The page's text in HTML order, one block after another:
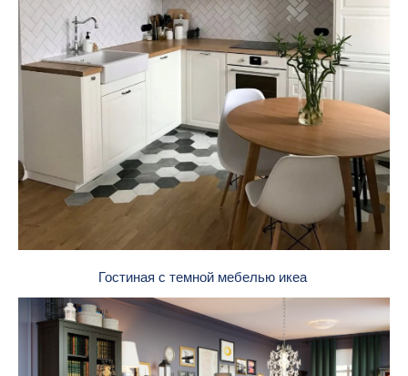
Гостиная с темной мебелью икеа